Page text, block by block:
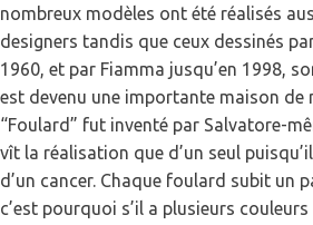
nombreux modèles ont été réalisés
designers tandis que ceux dessinés
1960, et par Fiamma jusqu’en 1998,
est devenu une importante maison de
“Foulard” fut inventé par Salvatore-
vît la réalisation que d’un seul
d’un cancer. Chaque foulard subit un
c’est pourquoi s’il a plusieurs